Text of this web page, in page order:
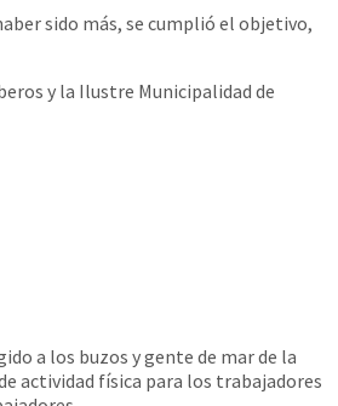
sido más, se cumplió el objetivo,
y la Ilustre Municipalidad de
a los buzos y gente de mar de la
actividad física para los trabajadores